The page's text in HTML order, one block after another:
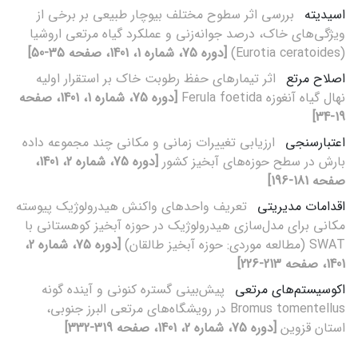
اسیدیته بررسی اثر سطوح مختلف بیوچار طبیعی بر برخی از
ویژگی‌های خاک، درصد جوانه‌زنی و عملکرد گیاه مرتعی اروشیا
(Eurotia ceratoides)
[دوره 75، شماره 1، 1401، صفحه 35-50]
اصلاح مرتع اثر تیمارهای حفظ رطوبت خاک بر استقرار اولیه
نهال گیاه آنغوزه Ferula foetida
[دوره 75، شماره 1، 1401، صفحه
19-34]
اعتبارسنجی ارزیابی تغییرات زمانی و مکانی چند مجموعه داده
بارش در سطح حوزه‌های آبخیز کشور
[دوره 75، شماره 2، 1401،
صفحه 181-196]
اقدامات مدیریتی تعریف واحدهای واکنش هیدرولوژیک پیوسته
مکانی برای مدل‌سازی هیدرولوژیک در حوزه آبخیز کوهستانی با
SWAT (مطالعه موردی: حوزه آبخیز طالقان)
[دوره 75، شماره 2،
1401، صفحه 213-226]
اکوسیستم‌‌های مرتعی پیش‌‌بینی گستره کنونی و آینده گونه
Bromus tomentellus در رویشگاه‌‌های مرتعی البرز جنوبی،
استان قزوین [دوره 75، شماره 2، 1401، صفحه 319-332]